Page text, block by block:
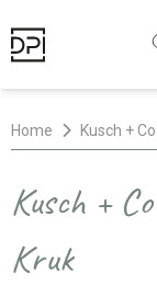
Home Kusch + Co
Kusch +
Kruk